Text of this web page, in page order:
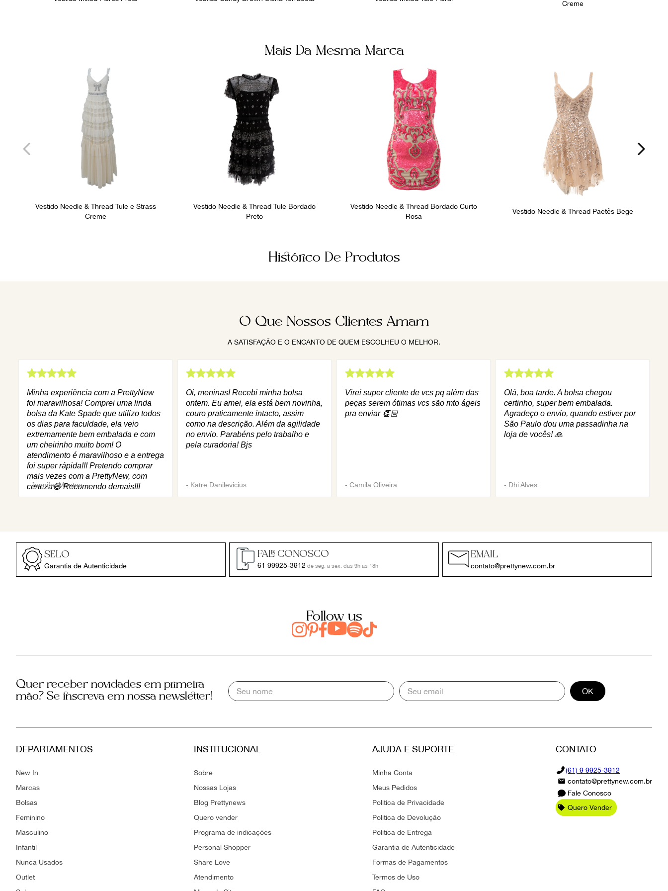
Creme
Mais Da Mesma Marca
Vestido Needle & Thread Tule e Strass
Creme
Vestido Needle & Thread Tule Bordado
Preto
Vestido Needle & Thread Bordado Curto
Rosa
Vestido Needle & Thread Paetês Bege
Histórico De Produtos
O Que Nossos Clientes Amam
A SATISFAÇÃO E O ENCANTO DE QUEM ESCOLHEU O MELHOR.
Minha experiência com a PrettyNew
foi maravilhosa! Comprei uma linda
bolsa da Kate Spade que utilizo todos
os dias para faculdade, ela veio
extremamente bem embalada e com
um cheirinho muito bom! O
atendimento é maravilhoso e a entrega
foi super rápida!!! Pretendo comprar
mais vezes com a PrettyNew, com
certeza😄 Recomendo demais!!!
-Jennifer Mantau
Oi, meninas! Recebi minha bolsa
ontem. Eu amei, ela está bem novinha,
couro praticamente intacto, assim
como na descrição. Além da agilidade
no envio. Parabéns pelo trabalho e
pela curadoria! Bjs
- Katre Danilevicius
Virei super cliente de vcs pq além das
peças serem ótimas vcs são mto ágeis
pra enviar 👏🏻
- Camila Oliveira
Olá, boa tarde. A bolsa chegou
certinho, super bem embalada.
Agradeço o envio, quando estiver por
São Paulo dou uma passadinha na
loja de vocês! 🙏
- Dhi Alves
SELO
Garantia de Autenticidade
FALE CONOSCO
61 99925-3912 de seg. a sex. das 9h às 18h
EMAIL
contato@prettynew.com.br
Follow us
Quer receber novidades em primeira
mão? Se inscreva em nossa newsletter!
OK
DEPARTAMENTOS
New In
Marcas
Bolsas
Feminino
Masculino
Infantil
Nunca Usados
Outlet
INSTITUCIONAL
Sobre
Nossas Lojas
Blog Prettynews
Quero vender
Programa de indicações
Personal Shopper
Share Love
Atendimento
AJUDA E SUPORTE
Minha Conta
Meus Pedidos
Politica de Privacidade
Politica de Devolução
Politica de Entrega
Garantia de Autenticidade
Formas de Pagamentos
Termos de Uso
CONTATO
(61) 9 9925-3912
contato@prettynew.com.br
Fale Conosco
Quero Vender